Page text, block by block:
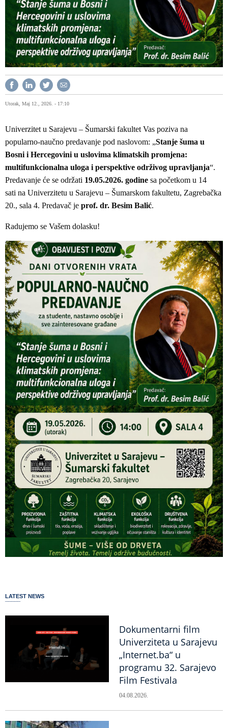
Utorak, Maj 12., 2026. - 17:10
Univerzitet u Sarajevu – Šumarski fakultet Vas poziva na
popularno-naučno predavanje pod naslovom: „Stanje šuma u
Bosni i Hercegovini u uslovima klimatskih promjena:
multifunkcionalna uloga i perspektive održivog upravljanja“.
Predavanje će se održati 19.05.2026. godine sa početkom u 14
sati na Univerzitetu u Sarajevu – Šumarskom fakultetu, Zagrebačka
20., sala 4. Predavač je prof. dr. Besim Balić.
Radujemo se Vašem dolasku!
LATEST NEWS
Dokumentarni film
Univerziteta u Sarajevu
„Internet.ba“ u
programu 32. Sarajevo
Film Festivala
04.08.2026.